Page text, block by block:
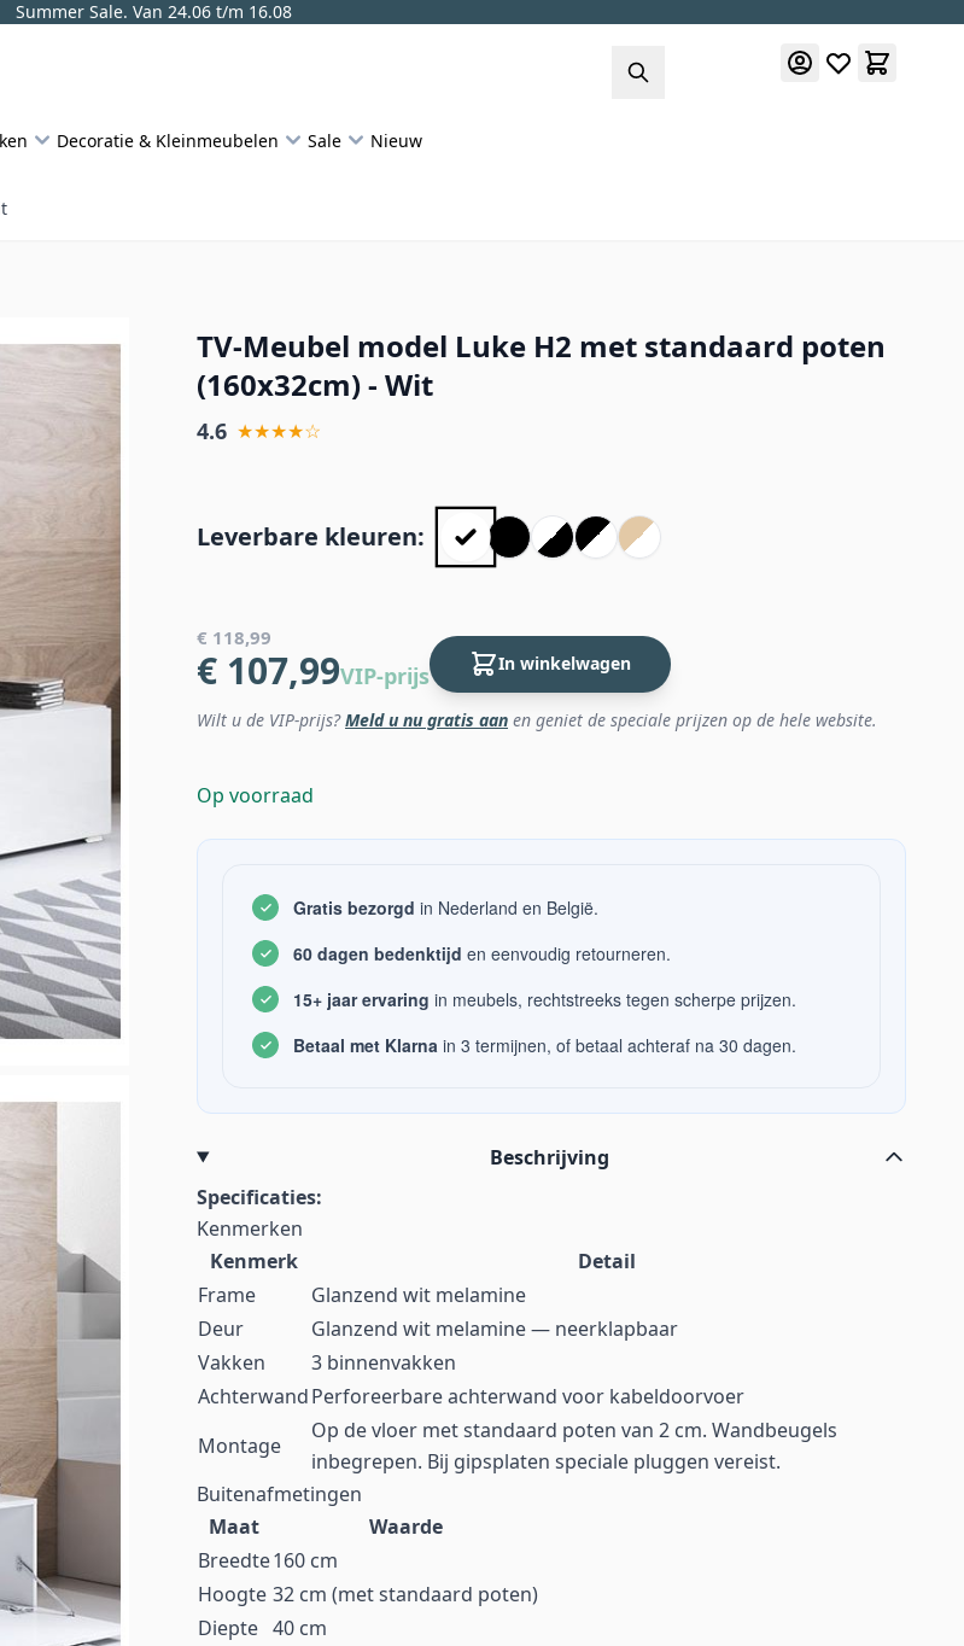
Summer Sale. Van 24.06 t/m 16.08
Decoratie & Kleinmeubelen Sale Nieuw
TV-Meubel model Luke H2 met standaard poten
(160x32cm) - Wit
4.6 ★★★★☆
Leverbare kleuren:
€ 118,99
€ 107,99VIP-prijs In winkelwagen
Wilt u de VIP-prijs?Meld u nu gratis aan en geniet de speciale prijzen op de hele website.
Op voorraad
Gratis bezorgd in Nederland en België.
60 dagen bedenktijd en eenvoudig retourneren.
15+ jaar ervaring in meubels, rechtstreeks tegen scherpe prijzen.
Betaal met Klarna in 3 termijnen, of betaal achteraf na 30 dagen.
Beschrijving
Specificaties:
Kenmerken
Kenmerk
Detail
Frame
Glanzend wit melamine
Deur
Glanzend wit melamine — neerklapbaar
Vakken
3 binnenvakken
AchterwandPerforeerbare achterwand voor kabeldoorvoer
Montage
Op de vloer met standaard poten van 2 cm. Wandbeugels
inbegrepen. Bij gipsplaten speciale pluggen vereist.
Buitenafmetingen
Maat
Waarde
Breedte160 cm
Hoogte 32 cm (met standaard poten)
Diepte 40 cm